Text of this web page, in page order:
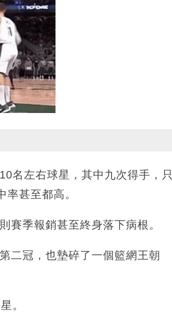
名左右球星，其中九次得手，只
甚至都高。
賽季報銷甚至終身落下病根。
二冠，也墊碎了一個籃網王朝
。